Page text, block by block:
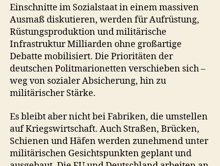
Einschnitte im Sozialstaat in einem massiven
Ausmaß diskutieren, werden für Aufrüstung,
Rüstungsproduktion und militärische
Infrastruktur Milliarden ohne großartige
Debatte mobilisiert. Die Prioritäten der
deutschen Politmarionetten verschieben sich –
weg von sozialer Absicherung, hin zu
militärischer Stärke.
Es bleibt aber nicht bei Fabriken, die umstellen
auf Kriegswirtschaft. Auch Straßen, Brücken,
Schienen und Häfen werden zunehmend unter
militärischen Gesichtspunkten geplant und